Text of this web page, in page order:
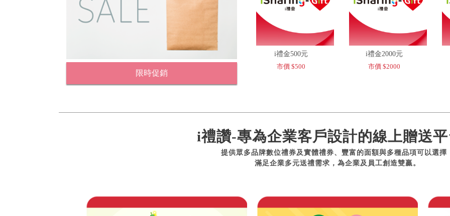
限時促銷
i禮金500元
市價 $500
i禮金2000元
市價 $2000
i禮讚-專為企業客戶設計的線上贈送
提供眾多品牌數位禮券及實體禮券、豐富的面額與多種品項可以選擇
滿足企業多元送禮需求，為企業及員工創造雙贏。